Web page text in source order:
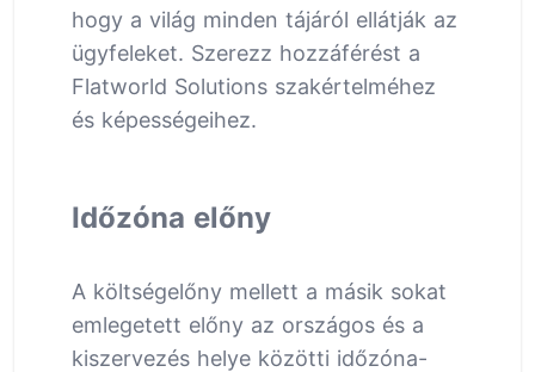
hogy a világ minden tájáról ellátják az
ügyfeleket. Szerezz hozzáférést a
Flatworld Solutions szakértelméhez
és képességeihez.
Időzóna előny
A költségelőny mellett a másik sokat
emlegetett előny az országos és a
kiszervezés helye közötti időzóna-